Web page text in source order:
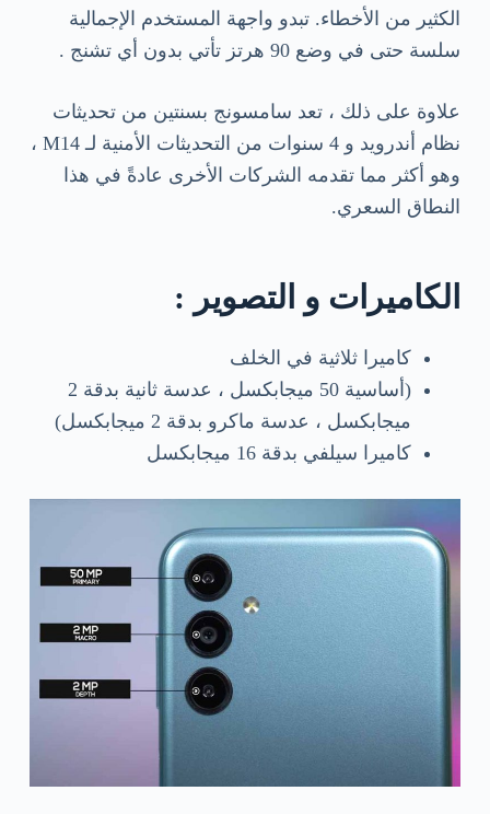
الكثير من الأخطاء. تبدو واجهة المستخدم الإجمالية
سلسة حتى في وضع 90 هرتز تأتي بدون أي تشنج .
علاوة على ذلك ، تعد سامسونج بسنتين من تحديثات
نظام أندرويد و 4 سنوات من التحديثات الأمنية لـ M14 ،
وهو أكثر مما تقدمه الشركات الأخرى عادةً في هذا
النطاق السعري.
الكاميرات و التصوير :
كاميرا ثلاثية في الخلف
(أساسية 50 ميجابكسل ، عدسة ثانية بدقة 2
ميجابكسل ، عدسة ماكرو بدقة 2 ميجابكسل)
كاميرا سيلفي بدقة 16 ميجابكسل